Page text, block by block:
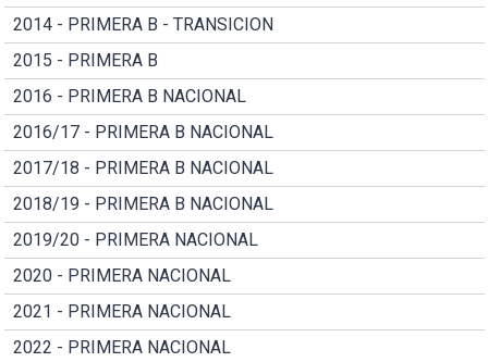
2014 - PRIMERA B - TRANSICION
2015 - PRIMERA B
2016 - PRIMERA B NACIONAL
2016/17 - PRIMERA B NACIONAL
2017/18 - PRIMERA B NACIONAL
2018/19 - PRIMERA B NACIONAL
2019/20 - PRIMERA NACIONAL
2020 - PRIMERA NACIONAL
2021 - PRIMERA NACIONAL
2022 - PRIMERA NACIONAL